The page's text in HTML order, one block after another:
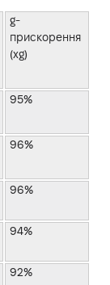
g-
прискорення
(xg)
95%
96%
96%
94%
92%